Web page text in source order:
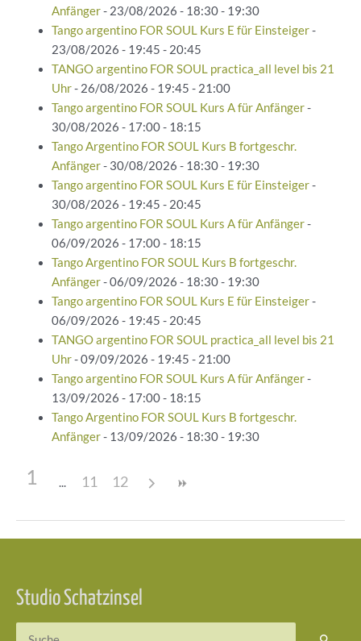
Anfänger- 23/08/2026 - 18:30 - 19:30
Tango argentino FOR SOUL Kurs E für Einsteiger-
23/08/2026 - 19:45 - 20:45
TANGO argentino FOR SOUL practica_all level bis 21
Uhr- 26/08/2026 - 19:45 - 21:00
Tango argentino FOR SOUL Kurs A für Anfänger-
30/08/2026 - 17:00 - 18:15
Tango Argentino FOR SOUL Kurs B fortgeschr.
Anfänger- 30/08/2026 - 18:30 - 19:30
Tango argentino FOR SOUL Kurs E für Einsteiger-
30/08/2026 - 19:45 - 20:45
Tango argentino FOR SOUL Kurs A für Anfänger-
06/09/2026 - 17:00 - 18:15
Tango Argentino FOR SOUL Kurs B fortgeschr.
Anfänger- 06/09/2026 - 18:30 - 19:30
Tango argentino FOR SOUL Kurs E für Einsteiger-
06/09/2026 - 19:45 - 20:45
TANGO argentino FOR SOUL practica_all level bis 21
Uhr- 09/09/2026 - 19:45 - 21:00
Tango argentino FOR SOUL Kurs A für Anfänger-
13/09/2026 - 17:00 - 18:15
Tango Argentino FOR SOUL Kurs B fortgeschr.
Anfänger- 13/09/2026 - 18:30 - 19:30
1 11 12
Studio Schatzinsel